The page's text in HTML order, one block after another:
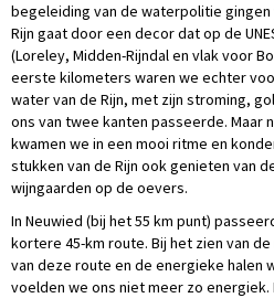
begeleiding van de waterpolitie
Rijn gaat door een decor dat op de
(Loreley, Midden-Rijndal en vlak voor
eerste kilometers waren we echter
water van de Rijn, met zijn stroming,
ons van twee kanten passeerde. Maar
kwamen we in een mooi ritme en
stukken van de Rijn ook genieten van
wijngaarden op de oevers.
In Neuwied (bij het 55 km punt)
kortere 45-km route. Bij het zien van
van deze route en de energieke halen
voelden we ons niet meer zo